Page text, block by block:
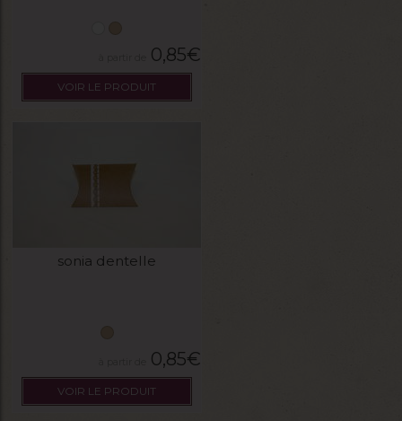
0,85€
VOIR LE PRODUIT
sonia dentelle
0,85€
VOIR LE PRODUIT